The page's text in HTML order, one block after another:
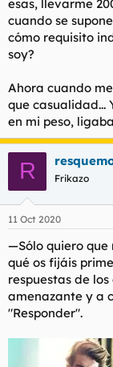
esas, llevarme
cuando se
cómo requisito
soy?
Ahora cuando
que casualidad...
en mi peso,
R Frikazo
11 Oct 2020
—Sólo quiero que
qué os fijáis
respuestas de
amenazante y a
"Responder".